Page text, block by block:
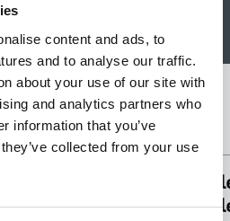
content and ads, to
and to analyse our traffic.
about your use of our site with
and analytics partners who
information that you’ve
collected from your use
reciclável